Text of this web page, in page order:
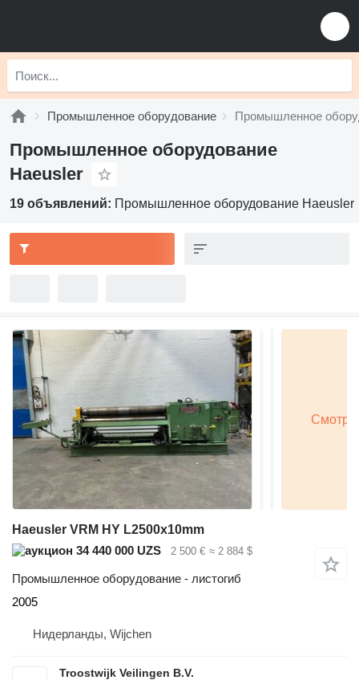
Промышленное оборудование Промышленное
Промышленное оборудование
Haeusler
19 объявлений: Промышленное оборудование Haeusler
Haeusler VRM HY L2500x10mm
34 440 000 UZS
2 500 € ≈ 2 884 $
Промышленное оборудование - листогиб
2005
Нидерланды, Wijchen
Troostwijk Veilingen B.V.